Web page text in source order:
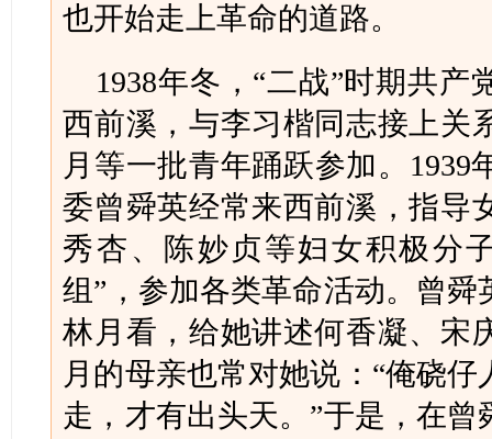
也开始走上革命的道路。
1938年冬，“二战”时期共
西前溪，与李习楷同志接上关
月等一批青年踊跃参加。
委曾舜英经常来西前溪，指导
秀杏、陈妙贞等妇女积极分
组”，参加各类革命活动。曾
林月看，给她讲述何香凝、宋
月的母亲也常对她说：“俺硗
走，才有出头天。”于是，在